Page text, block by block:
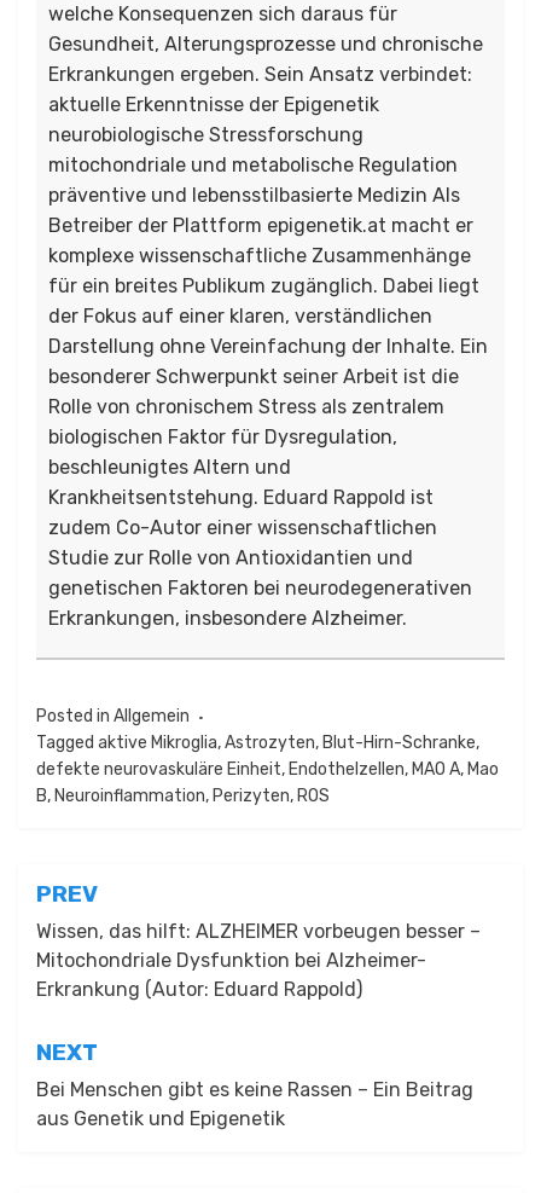
welche Konsequenzen sich daraus für
Gesundheit, Alterungsprozesse und chronische
Erkrankungen ergeben. Sein Ansatz verbindet:
aktuelle Erkenntnisse der Epigenetik
neurobiologische Stressforschung
mitochondriale und metabolische Regulation
präventive und lebensstilbasierte Medizin Als
Betreiber der Plattform epigenetik.at macht er
komplexe wissenschaftliche Zusammenhänge
für ein breites Publikum zugänglich. Dabei liegt
der Fokus auf einer klaren, verständlichen
Darstellung ohne Vereinfachung der Inhalte. Ein
besonderer Schwerpunkt seiner Arbeit ist die
Rolle von chronischem Stress als zentralem
biologischen Faktor für Dysregulation,
beschleunigtes Altern und
Krankheitsentstehung. Eduard Rappold ist
zudem Co-Autor einer wissenschaftlichen
Studie zur Rolle von Antioxidantien und
genetischen Faktoren bei neurodegenerativen
Erkrankungen, insbesondere Alzheimer.
Posted in Allgemein
Tagged aktive Mikroglia,Astrozyten, Blut-Hirn-Schranke,
defekte neurovaskuläre Einheit, Endothelzellen, MAO A, Mao
B, Neuroinflammation, Perizyten, ROS
Beitragsnavigation
PREV
Wissen, das hilft: ALZHEIMER vorbeugen besser –
Mitochondriale Dysfunktion bei Alzheimer-
Erkrankung (Autor: Eduard Rappold)
NEXT
Bei Menschen gibt es keine Rassen – Ein Beitrag
aus Genetik und Epigenetik